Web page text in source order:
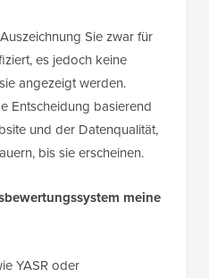
Sie zwar für
es jedoch keine
angezeigt werden.
Entscheidung basierend
und der Datenqualität,
bis sie erscheinen.
meine
YASR oder